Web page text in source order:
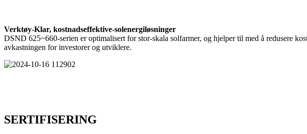
Verktøy-Klar, kostnadseffektive-solenergiløsninger
DSND 625~660-serien er optimalisert for stor-skala solfarmer, og hjelper til med å redusere
avkastningen for investorer og utviklere.
SERTIFISERING